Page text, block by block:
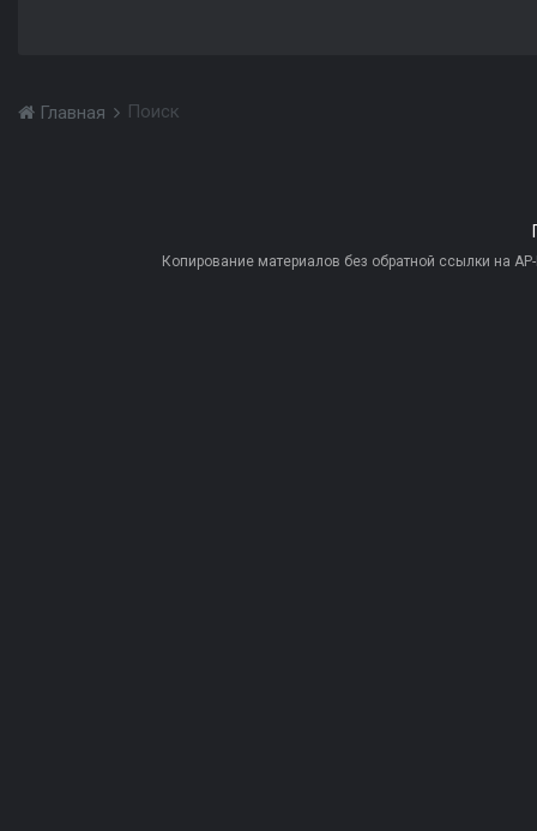
Главная Поиск
Копирование материалов без обратной ссылки на